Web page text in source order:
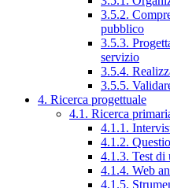
3.5.2.
pubblico
3.5.3.
servizio
3.5.4.
3.5.5.
4. Ricerca progettuale
4.1. Ricerca
4.1.1.
4.1.2.
4.1.3. Test di
4.1.4. Web
4.1.5.